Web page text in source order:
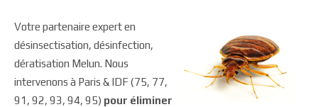
Votre partenaire expert en
désinsectisation, désinfection,
dératisation Melun. Nous
intervenons à Paris & IDF (75, 77,
91, 92, 93, 94, 95) pour éliminer